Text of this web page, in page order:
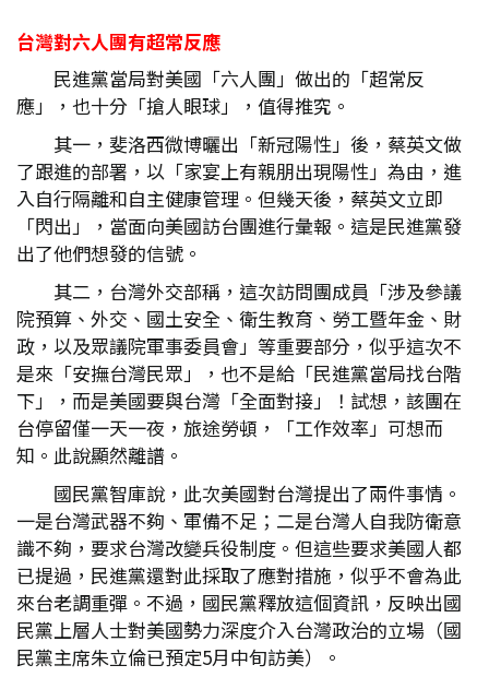
台灣對六人團有超常反應
民進黨當局對美國「六人團」做出的「超常反
應」，也十分「搶人眼球」，值得推究。
其一，斐洛西微博曬出「新冠陽性」後，蔡英文做
了跟進的部署，以「家宴上有親朋出現陽性」為由，進
入自行隔離和自主健康管理。但幾天後，蔡英文立即
「閃出」，當面向美國訪台團進行彙報。這是民進黨發
出了他們想發的信號。
其二，台灣外交部稱，這次訪問團成員「涉及參議
院預算、外交、國土安全、衛生教育、勞工暨年金、財
政，以及眾議院軍事委員會」等重要部分，似乎這次不
是來「安撫台灣民眾」，也不是給「民進黨當局找台階
下」，而是美國要與台灣「全面對接」！試想，該團在
台停留僅一天一夜，旅途勞頓，「工作效率」可想而
知。此說顯然離譜。
國民黨智庫說，此次美國對台灣提出了兩件事情。
一是台灣武器不夠、軍備不足；二是台灣人自我防衛意
識不夠，要求台灣改變兵役制度。但這些要求美國人都
已提過，民進黨還對此採取了應對措施，似乎不會為此
來台老調重彈。不過，國民黨釋放這個資訊，反映出國
民黨上層人士對美國勢力深度介入台灣政治的立場（國
民黨主席朱立倫已預定5月中旬訪美）。